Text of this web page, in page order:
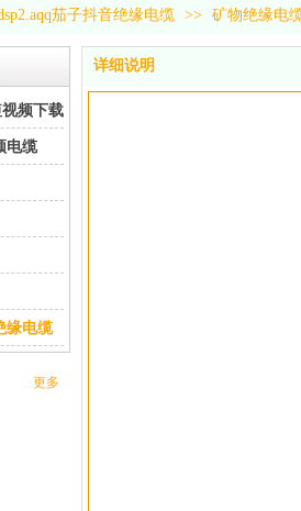
茄子抖音绝缘电缆 >> 矿物绝缘
频下载交联pb1app富二代抖音视频电缆
电缆
缘电缆
更多
详细说明